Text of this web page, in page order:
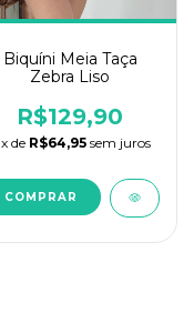
Biquíni Meia Taça
Zebra Liso
R$129,90
x de R$64,95 sem juros
COMPRAR